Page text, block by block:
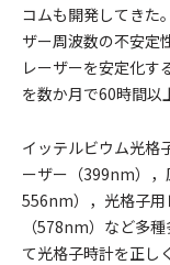
コムも開発してきた
ザー周波数の不安定
レーザーを安定化す
を数か月で60時間以
イッテルビウム光格
ーザー（399nm），
556nm），光格子
（578nm）など多
て光格子時計を正し